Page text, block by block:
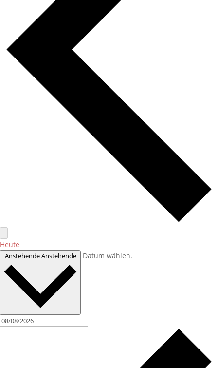
Heute
AnstehendeAnstehende Datum wählen.